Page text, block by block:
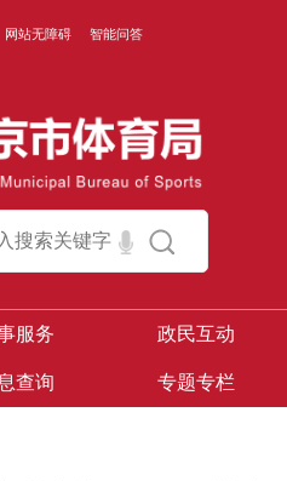
网站无障碍 智能问答
服务 政民互动
查询 专题专栏